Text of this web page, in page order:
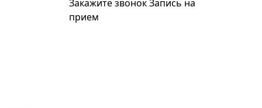
Закажите звонокЗапись на
прием